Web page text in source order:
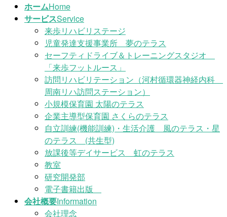
ホームHome
サービスService
来歩リハビリステージ
児童発達支援事業所 夢のテラス
セーフティドライブ＆トレーニングスタジオ
「来歩フットルース」
訪問リハビリテーション（河村循環器神経内科
周南リハ訪問ステーション）
小規模保育園 太陽のテラス
企業主導型保育園 さくらのテラス
自立訓練(機能訓練)・生活介護 風のテラス・星
のテラス (共生型)
放課後等デイサービス 虹のテラス
教室
研究開発部
電子書籍出版
会社概要Information
会社理念